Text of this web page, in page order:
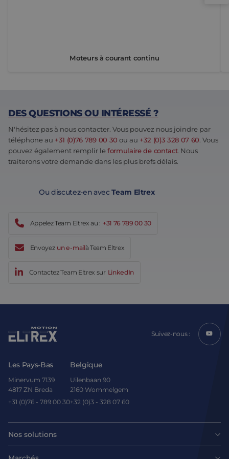
Moteurs à courant continu
DES QUESTIONS OU INTÉRESSÉ ?
N'hésitez pas à nous contacter. Vous pouvez nous joindre par
téléphone au +31 (0)76 789 00 30 ou au +32 (0)3 328 07 60. Vous
pouvez également remplir leformulaire de contact. Nous
traiterons votre demande dans les plus brefs délais.
Ou discutez-en avecTeam Eltrex
Appelez Team Eltrex au : +31 76 789 00 30
Envoyez un e-mailà Team Eltrex
Contactez Team Eltrex sur LinkedIn
Suivez-nous :
Les Pays-Bas
Minervum 7139
4817 ZN Breda
+31 (0)76 - 789 00 30
Belgique
Uilenbaan 90
2160 Wommelgem
+32 (0)3 - 328 07 60
Nos solutions
Moteurs